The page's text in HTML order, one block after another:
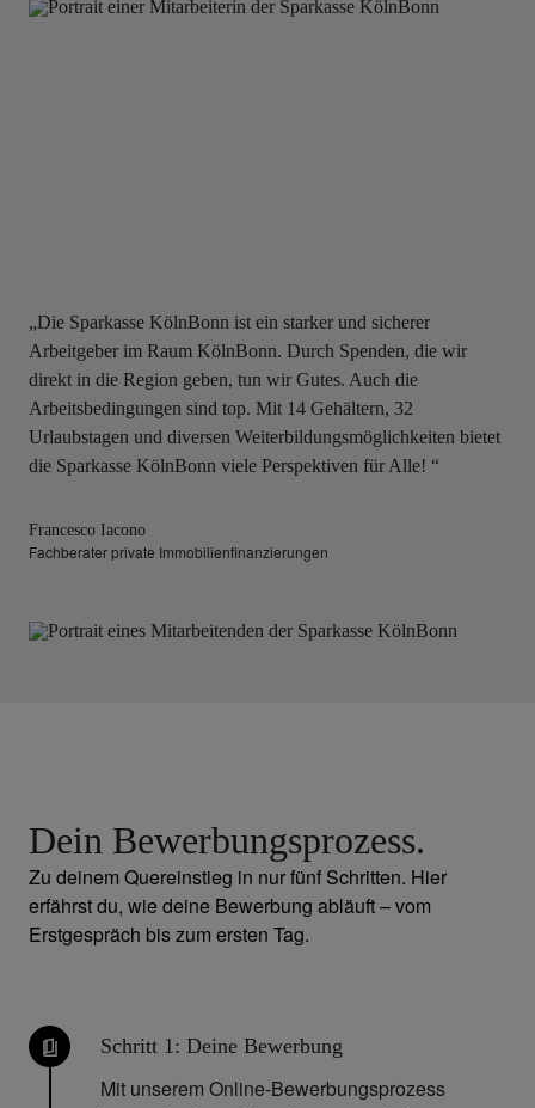
„Die Sparkasse KölnBonn ist ein starker und sicherer
Arbeitgeber im Raum KölnBonn. Durch Spenden, die wir
direkt in die Region geben, tun wir Gutes. Auch die
Arbeitsbedingungen sind top. Mit 14 Gehältern, 32
Urlaubstagen und diversen Weiterbildungsmöglichkeiten bietet
die Sparkasse KölnBonn viele Perspektiven für Alle! “
Francesco Iacono
Fachberater private Immobilienfinanzierungen
Dein Bewerbungsprozess.
Zu deinem Quereinstieg in nur fünf Schritten. Hier
erfährst du, wie deine Bewerbung abläuft – vom
Erstgespräch bis zum ersten Tag.
Schritt 1: Deine Bewerbung
Mit unserem Online-Bewerbungsprozess